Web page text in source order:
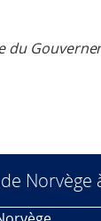
du
Norvège